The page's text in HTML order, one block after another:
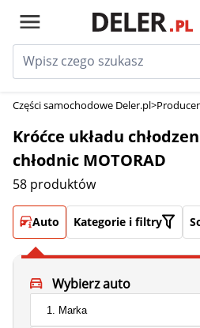
Części samochodowe Deler.pl>
Króćce układu
chłodnic MOTORAD
58 produktów
Auto Kategorie i filtry
Wybierz auto